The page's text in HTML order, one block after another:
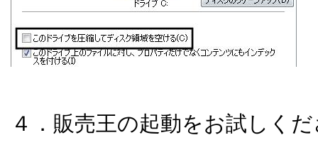
４．販売王の起動をお試しく